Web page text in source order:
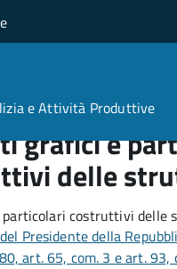
principale
navigation
e Attività Produttive
grafici e
delle
particolari costruttivi delle
Presidente della
art. 65, com. 3 e art. 93,